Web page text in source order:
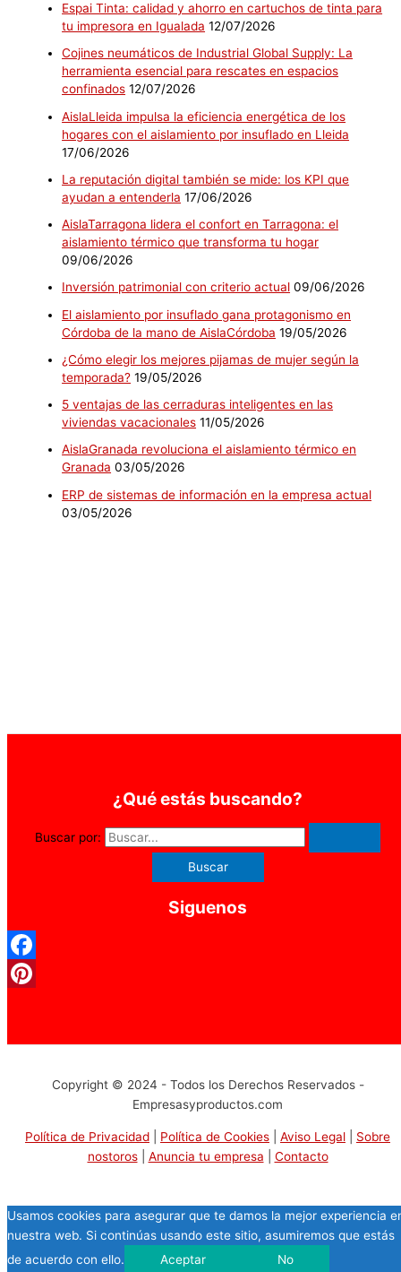
Espai Tinta: calidad y ahorro en cartuchos de tinta para
tu impresora en Igualada 12/07/2026
Cojines neumáticos de Industrial Global Supply: La
herramienta esencial para rescates en espacios
confinados 12/07/2026
AislaLleida impulsa la eficiencia energética de los
hogares con el aislamiento por insuflado en Lleida
17/06/2026
La reputación digital también se mide: los KPI que
ayudan a entenderla 17/06/2026
AislaTarragona lidera el confort en Tarragona: el
aislamiento térmico que transforma tu hogar
09/06/2026
Inversión patrimonial con criterio actual 09/06/2026
El aislamiento por insuflado gana protagonismo en
Córdoba de la mano de AislaCórdoba 19/05/2026
¿Cómo elegir los mejores pijamas de mujer según la
temporada? 19/05/2026
5 ventajas de las cerraduras inteligentes en las
viviendas vacacionales 11/05/2026
AislaGranada revoluciona el aislamiento térmico en
Granada 03/05/2026
ERP de sistemas de información en la empresa actual
03/05/2026
¿Qué estás buscando?
Buscar por:
Siguenos
Copyright © 2024 - Todos los Derechos Reservados -
Empresasyproductos.com
Política de Privacidad Política de Cookies Aviso Legal
Sobre
nostoros| Anuncia tu empresa Contacto
Usamos cookies para asegurar que te damos la mejor experiencia
nuestra web. Si continúas usando este sitio, asumiremos que estás
de acuerdo con ello.
Aceptar No